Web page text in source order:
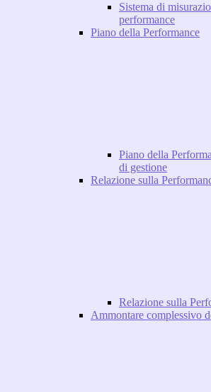
Sistema di
performance
Piano della Performance
Piano della
di gestione
Relazione sulla
Relazione sulla
Ammontare complessivo